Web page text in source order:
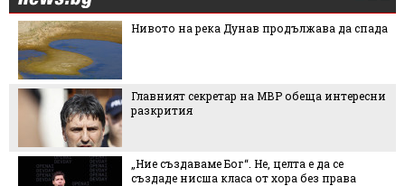
Нивото на река Дунав продължава да спада
Главният секретар на МВР обеща интересни
разкрития
„Ние създаваме Бог“. Не, целта е да се
създаде нисша класа от хора без права